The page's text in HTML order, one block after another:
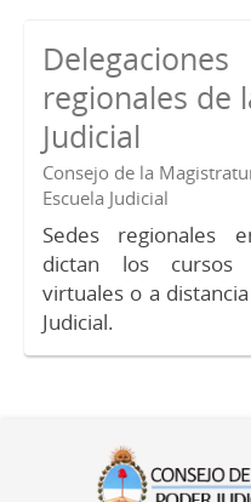
Delegaciones
regionales de
Judicial
Consejo de la
Escuela Judicial
Sedes regionales
dictan los cursos
virtuales o a
Judicial.